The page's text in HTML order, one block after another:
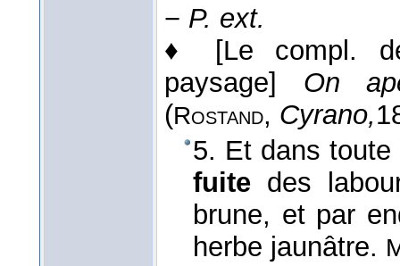
− P. ext.
♦
[Le compl.
paysage]
On
(Rostand, Cyrano,
5. Et dans
fuite des
brune, et par
herbe jaunâtre.